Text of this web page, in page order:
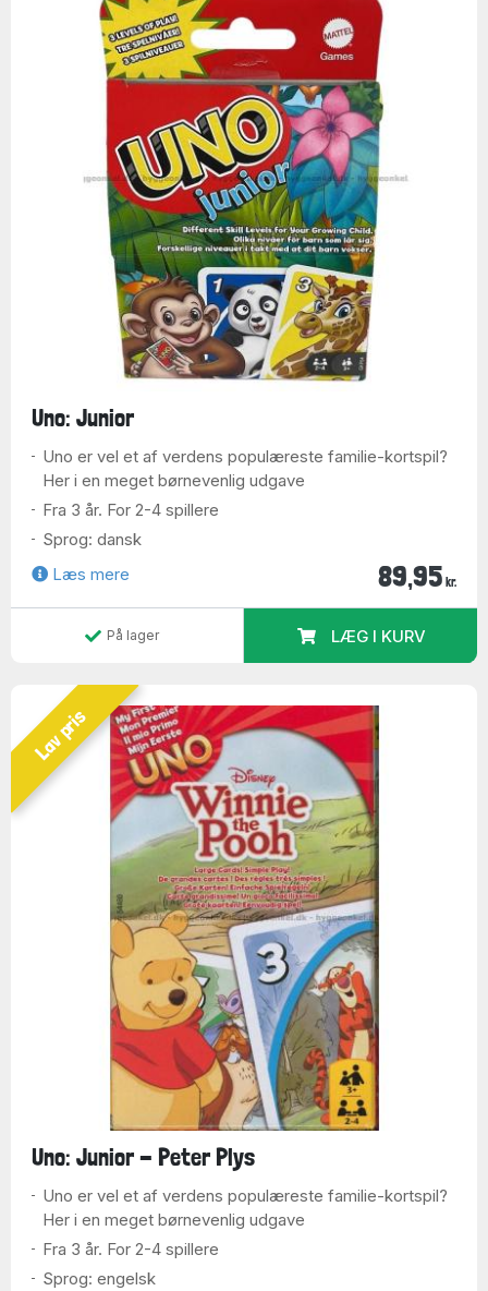
Uno: Junior
Uno er vel et af verdens populæreste familie-kortspil?
Her i en meget børnevenlig udgave
Fra 3 år. For 2-4 spillere
Sprog: dansk
Læs mere
89,95 kr.
På lager LÆG I KURV
Lav pris
Uno: Junior - Peter Plys
Uno er vel et af verdens populæreste familie-kortspil?
Her i en meget børnevenlig udgave
Fra 3 år. For 2-4 spillere
Sprog: engelsk